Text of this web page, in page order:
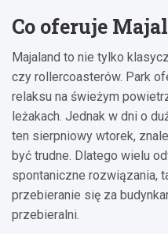
Co oferuje
Majaland to nie tylko
czy rollercoasterów. Park
relaksu na świeżym
leżakach. Jednak w dni o
ten sierpniowy wtorek,
być trudne. Dlatego wielu
spontaniczne rozwiązania,
przebieranie się za
przebieralni.